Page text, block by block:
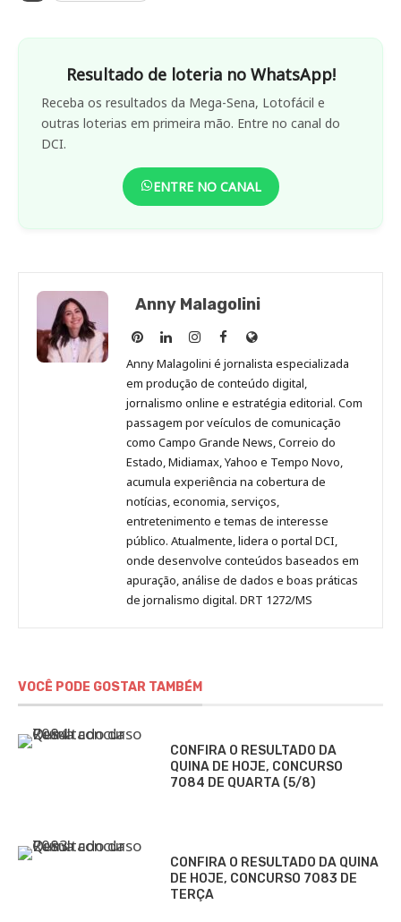
Resultado de loteria no WhatsApp!
Receba os resultados da Mega-Sena, Lotofácil e
outras loterias em primeira mão. Entre no canal do
DCI.
ENTRE NO CANAL
Anny Malagolini
Anny
Malagolini
no
Pinterest
Anny
Malagolini
no
LinkedIn
Anny
Malagolini
no
Instagram
Anny
Malagolini
no
Facebook
Site
de
Anny
Malagolini
Anny Malagolini é jornalista especializada
em produção de conteúdo digital,
jornalismo online e estratégia editorial. Com
passagem por veículos de comunicação
como Campo Grande News, Correio do
Estado, Midiamax, Yahoo e Tempo Novo,
acumula experiência na cobertura de
notícias, economia, serviços,
entretenimento e temas de interesse
público. Atualmente, lidera o portal DCI,
onde desenvolve conteúdos baseados em
apuração, análise de dados e boas práticas
de jornalismo digital. DRT 1272/MS
VOCÊ PODE GOSTAR TAMBÉM
CONFIRA O RESULTADO DA
QUINA DE HOJE, CONCURSO
7084 DE QUARTA (5/8)
CONFIRA O RESULTADO DA QUINA
DE HOJE, CONCURSO 7083 DE
TERÇA